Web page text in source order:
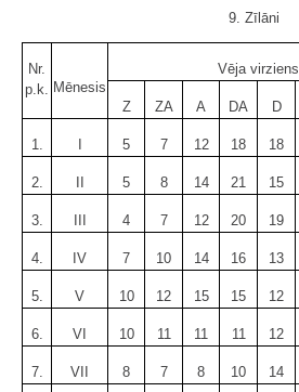
9. Zīlāni
Nr.
p.k. Mēnesis
Vēja virziens
Z
ZA A DA D
1. 5 7 12 18 18
2. 5 8 14 21 15
3. 4 7 12 20 19
4. IV 7 10 14 16 13
5. V 10 12 15 15 12
6. VI 10 11 11 11 12
7. VII 8 7 8 10 14